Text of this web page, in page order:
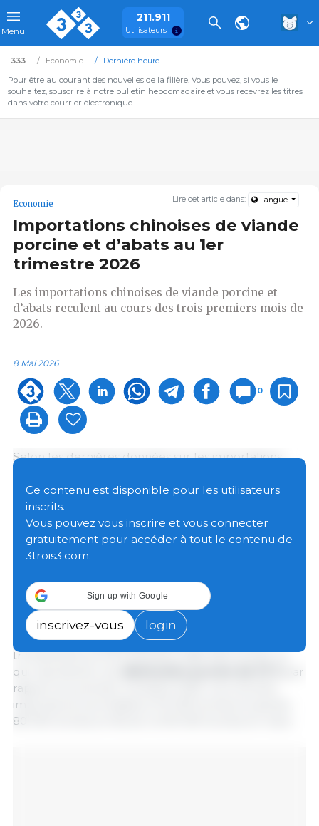
Menu
211.911
Utilisateurs
333 Economie
Dernière heure
Pour être au courant des nouvelles de la filière. Vous pouvez, si vous le
souhaitez, souscrire à notre bulletin hebdomadaire et vous recevrez les titres
dans votre courrier électronique.
Lire cet article dans: Langue
Economie
Importations chinoises de viande
porcine et d’abats au 1er
trimestre 2026
Les importations chinoises de viande porcine et
d’abats reculent au cours des trois premiers mois de
2026.
8 Mai 2026
0
Selon les dernières données sur les importations
000 tonnes deviande porcineen janvier 2026. Ce
volume est tombé à 50 000 tonnes en février avant
de connaître une légère reprise en mars, avec 60
000 tonnes importées. Au total, les importations
chinoises de viande porcine ont atteint 180 000
baisse de 33 %
par rapport à la même période de
l’année précédente.
Concernant lesabats porcins, les importations
trimestrielles se sont élevées à 280 000 tonnes, ce
qui représente une
par
rapport au premier trimestre 2025. Les volumes
importés se sont établis à 110 000 tonnes en janvier,
80 000 tonnes en février et 90 000 tonnes en mars.
Ce contenu est disponible pour les utilisateurs
inscrits.
Vous pouvez vous inscrire et vous connecter
gratuitement pour accéder à tout le contenu de
3trois3.com.
Sign up with Google
inscrivez-vous login